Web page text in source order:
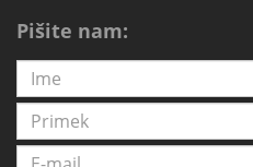
Pišite nam: